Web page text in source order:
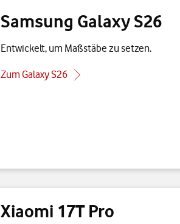
Samsung Galaxy S26
Entwickelt, um Maßstäbe zu setzen.
Zum Galaxy S26
Xiaomi 17T Pro